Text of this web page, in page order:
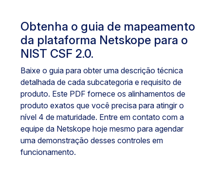
Obtenha o guia de mapeamento
da plataforma Netskope para o
NIST CSF 2.0.
Baixe o guia para obter uma descrição técnica
detalhada de cada subcategoria e requisito de
produto. Este PDF fornece os alinhamentos de
produto exatos que você precisa para atingir o
nível 4 de maturidade. Entre em contato com a
equipe da Netskope hoje mesmo para agendar
uma demonstração desses controles em
funcionamento.